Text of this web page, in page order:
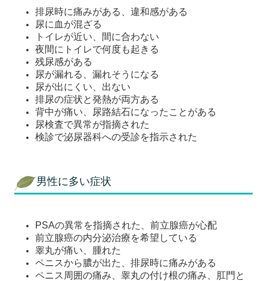
排尿時に痛みがある、違和感がある
尿に血が混ざる
トイレが近い、間に合わない
夜間にトイレで何度も起きる
残尿感がある
尿が漏れる、漏れそうになる
尿が出にくい、出ない
排尿の症状と発熱が両方ある
背中が痛い、尿路結石になったことがある
尿検査で異常が指摘された
検診で泌尿器科への受診を指示された
男性に多い症状
PSAの異常を指摘された、前立腺癌が心配
前立腺癌の内分泌治療を希望している
睾丸が痛い、腫れた
ペニスから膿が出た、排尿時に痛みがある
ペニス周囲の痛み、睾丸の付け根の痛み、肛門と